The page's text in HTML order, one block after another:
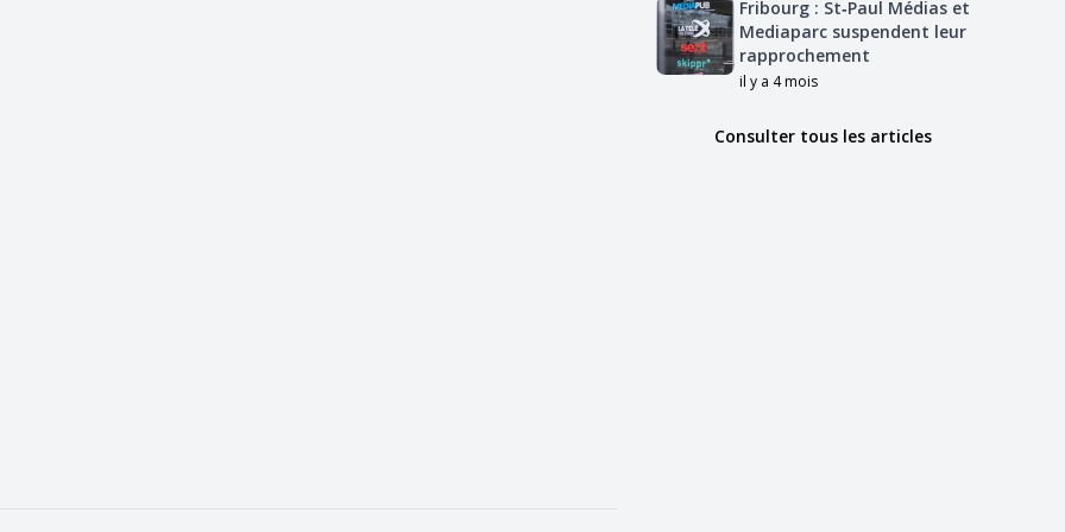
Fribourg : St‑Paul Médias et
Mediaparc suspendent leur
rapprochement
il y a 4 mois
Consulter tous les articles